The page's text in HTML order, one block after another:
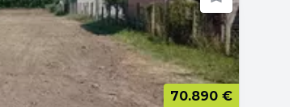
70.890 €